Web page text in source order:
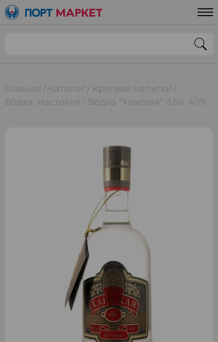
Главная Каталог
Крепкие напитки
Водка, Настойки
Водка "Ханская" 0,5л. 40%